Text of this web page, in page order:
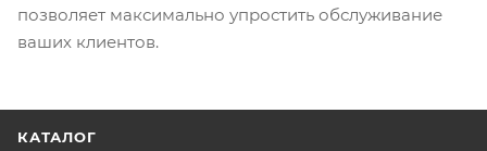
позволяет максимально упростить обслуживание
ваших клиентов.
КАТАЛОГ